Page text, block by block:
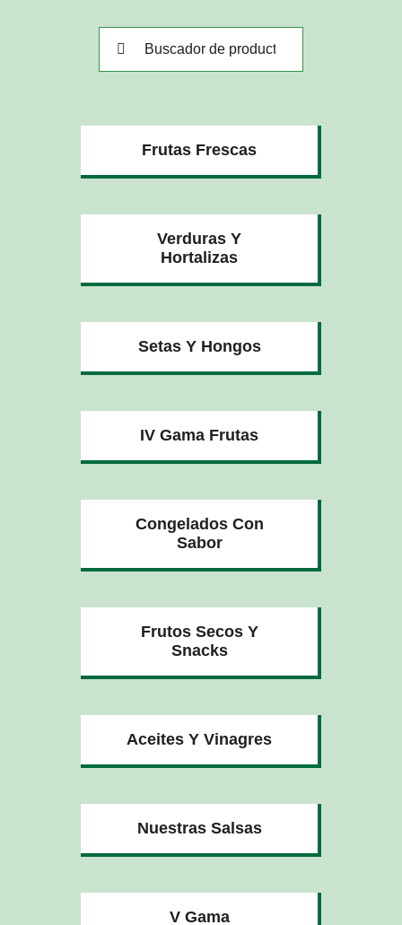
Buscar:
Frutas Frescas
Verduras Y
Hortalizas
Setas Y Hongos
IV Gama Frutas
Congelados Con
Sabor
Frutos Secos Y
Snacks
Aceites Y Vinagres
Nuestras Salsas
V Gama